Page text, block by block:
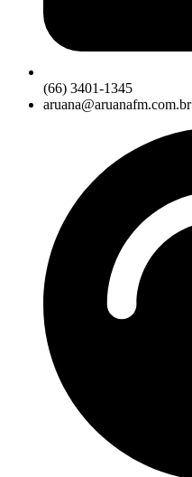
(66) 3401-1345
aruana@aruanafm.com.br